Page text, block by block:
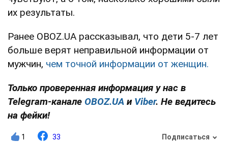
их результаты.
Ранее OBOZ.UA рассказывал, что дети 5-7 лет
больше верят неправильной информации от
мужчин, чем точной информации от женщин.
Только проверенная информация у нас в
Telegram-канале OBOZ.UA и Viber. Не ведитесь
на фейки!
1 33 Подписаться